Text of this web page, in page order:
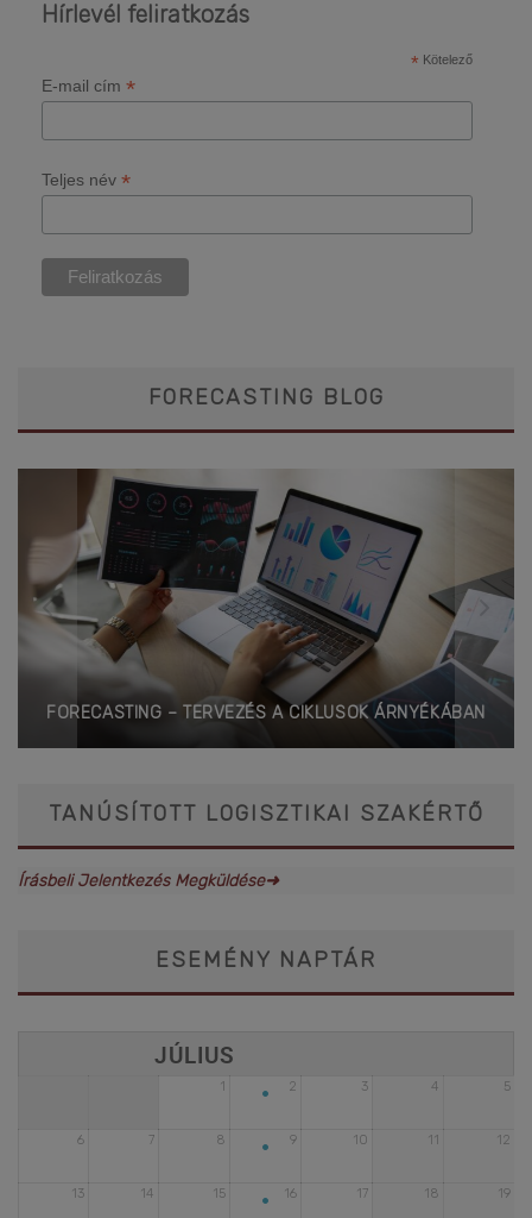
Hírlevél feliratkozás
* Kötelező
E-mail cím *
Teljes név *
FORECASTING BLOG
FORECASTING – TERVEZÉS A CIKLUSOK ÁRNYÉKÁBAN
TANÚSÍTOTT LOGISZTIKAI SZAKÉRTŐ
Írásbeli Jelentkezés Megküldése➜
ESEMÉNY NAPTÁR
1 2
• 3 4 5
6 7 8 9
• 10 11 12
13 14 15 16
• 17 18 19